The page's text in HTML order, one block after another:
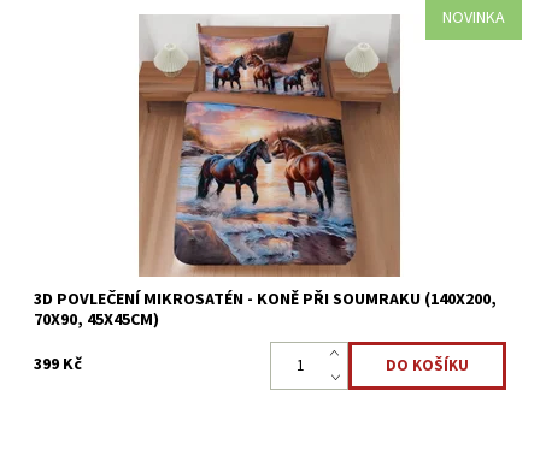
NOVINKA
Mikrosaténové povlečení s 3D fototiskem je vyrobeno z
jemného mikrovlákna, příjemný, jemný a pohodlný spánek.
Skladem >5 ks
8595248439405
3D POVLEČENÍ MIKROSATÉN - KONĚ PŘI SOUMRAKU (140X200,
70X90, 45X45CM)
399 Kč